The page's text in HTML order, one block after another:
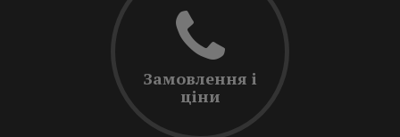
Замовлення і
ціни